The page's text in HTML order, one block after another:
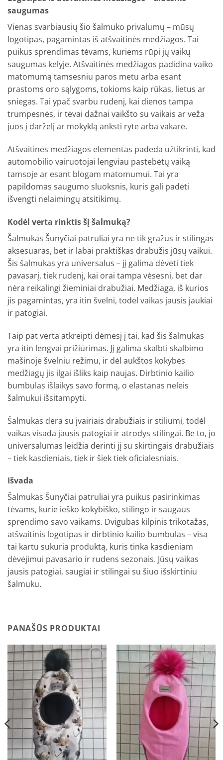
saugumas
Vienas svarbiausių šio šalmuko privalumų – mūsų
logotipas, pagamintas iš atšvaitinės medžiagos. Tai
puikus sprendimas tėvams, kuriems rūpi jų vaikų
saugumas kelyje. Atšvaitinės medžiagos padidina vaiko
matomumą tamsesniu paros metu arba esant
prastoms oro sąlygoms, tokioms kaip rūkas, lietus ar
sniegas. Tai ypač svarbu rudenį, kai dienos tampa
trumpesnės, ir tėvai dažnai vaikšto su vaikais ar veža
juos į darželį ar mokyklą anksti ryte arba vakare.
Atšvaitinės medžiagos elementas padeda užtikrinti, kad
automobilio vairuotojai lengviau pastebėtų vaiką
tamsoje ar esant blogam matomumui. Tai yra
papildomas saugumo sluoksnis, kuris gali padėti
išvengti nelaimingų atsitikimų.
Kodėl verta rinktis šį šalmuką?
Šalmukas Šunyčiai patruliai yra ne tik gražus ir stilingas
aksesuaras, bet ir labai praktiškas drabužis jūsų vaikui.
Šis šalmukas yra universalus – jį galima dėvėti tiek
pavasarį, tiek rudenį, kai orai tampa vėsesni, bet dar
nėra reikalingi žieminiai drabužiai. Medžiaga, iš kurios
jis pagamintas, yra itin švelni, todėl vaikas jausis jaukiai
ir patogiai.
Taip pat verta atkreipti dėmesį į tai, kad šis šalmukas
yra itin lengvai prižiūrimas. Jį galima skalbti skalbimo
mašinoje švelniu režimu, ir dėl aukštos kokybės
medžiagų jis ilgai išliks kaip naujas. Dirbtinio kailio
bumbulas išlaikys savo formą, o elastanas neleis
šalmukui išsitampyti.
Šalmukas dera su įvairiais drabužiais ir stiliumi, todėl
vaikas visada jausis patogiai ir atrodys stilingai. Be to, jo
universalumas leidžia derinti jį su skirtingais drabužiais
– tiek kasdieniais, tiek ir šiek tiek oficialesniais.
Išvada
Šalmukas Šunyčiai patruliai yra puikus pasirinkimas
tėvams, kurie ieško kokybiško, stilingo ir saugaus
sprendimo savo vaikams. Dvigubas kilpinis trikotažas,
atšvaitinis logotipas ir dirbtinio kailio bumbulas – visa
tai kartu sukuria produktą, kuris tinka kasdieniam
dėvėjimui pavasario ir rudens sezonais. Jūsų vaikas
jausis patogiai, saugiai ir stilingai su šiuo išskirtiniu
šalmuku.
PANAŠŪS PRODUKTAI
Add to
wishlist
Add to
wishlist